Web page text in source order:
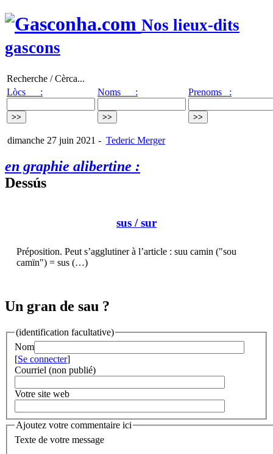
Nos lieux-dits
gascons
Recherche / Cèrca...
Lòcs :
Noms : Prenoms :
dimanche 27 juin 2021 - Tederic Merger
en graphie alibertine :
Dessús
sus / sur
Préposition. Peut s’agglutiner à l’article : suu camin ("sou
camïn") = sus (…)
Un gran de sau ?
(identification facultative)
Nom
[Se connecter]
Courriel (non publié)
Votre site web
Ajoutez votre commentaire ici
Texte de votre message